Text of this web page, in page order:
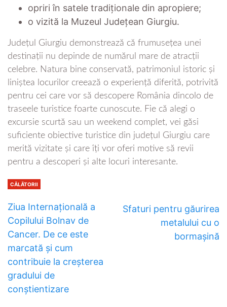
opriri în satele tradiționale din apropiere;
o vizită la Muzeul Județean Giurgiu.
Județul Giurgiu demonstrează că frumusețea unei
destinații nu depinde de numărul mare de atracții
celebre. Natura bine conservată, patrimoniul istoric și
liniștea locurilor creează o experiență diferită, potrivită
pentru cei care vor să descopere România dincolo de
traseele turistice foarte cunoscute. Fie că alegi o
excursie scurtă sau un weekend complet, vei găsi
suficiente obiective turistice din județul Giurgiu care
merită vizitate și care îți vor oferi motive să revii
pentru a descoperi și alte locuri interesante.
CĂLĂTORII
Ziua Internațională a
Copilului Bolnav de
Cancer. De ce este
marcată și cum
contribuie la creșterea
gradului de
conștientizare
Sfaturi pentru găurirea
metalului cu o
bormașină